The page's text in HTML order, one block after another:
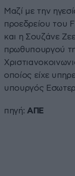
Μαζί με την
προεδρείου του
και η Σουζάνε
πρωθυπουργού
οποίος είχε
υπουργός
πηγή: ΑΠΕ